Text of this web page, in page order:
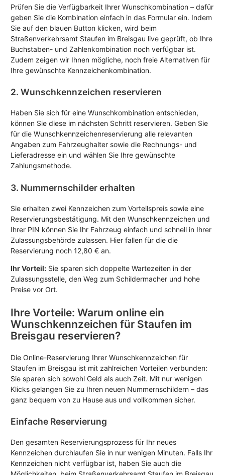
Prüfen Sie die Verfügbarkeit Ihrer Wunschkombination – dafür
geben Sie die Kombination einfach in das Formular ein. Indem
Sie auf den blauen Button klicken, wird beim
Straßenverkehrsamt Staufen im Breisgau live geprüft, ob Ihre
Buchstaben- und Zahlenkombination noch verfügbar ist.
Zudem zeigen wir Ihnen mögliche, noch freie Alternativen für
Ihre gewünschte Kennzeichenkombination.
2. Wunschkennzeichen reservieren
Haben Sie sich für eine Wunschkombination entschieden,
können Sie diese im nächsten Schritt reservieren. Geben Sie
für die Wunschkennzeichenreservierung alle relevanten
Angaben zum Fahrzeughalter sowie die Rechnungs- und
Lieferadresse ein und wählen Sie Ihre gewünschte
Zahlungsmethode.
3. Nummernschilder erhalten
Sie erhalten zwei Kennzeichen zum Vorteilspreis sowie eine
Reservierungsbestätigung. Mit den Wunschkennzeichen und
Ihrer PIN können Sie Ihr Fahrzeug einfach und schnell in Ihrer
Zulassungsbehörde zulassen. Hier fallen für die die
Reservierung noch 12,80 € an.
Ihr Vorteil: Sie sparen sich doppelte Wartezeiten in der
Zulassungsstelle, den Weg zum Schildermacher und hohe
Preise vor Ort.
Ihre Vorteile: Warum online ein
Wunschkennzeichen für Staufen im
Breisgau reservieren?
Die Online-Reservierung Ihrer Wunschkennzeichen für
Staufen im Breisgau ist mit zahlreichen Vorteilen verbunden:
Sie sparen sich sowohl Geld als auch Zeit. Mit nur wenigen
Klicks gelangen Sie zu Ihren neuen Nummernschildern – das
ganz bequem von zu Hause aus und vollkommen sicher.
Einfache Reservierung
Den gesamten Reservierungsprozess für Ihr neues
Kennzeichen durchlaufen Sie in nur wenigen Minuten. Falls Ihr
Kennzeichen nicht verfügbar ist, haben Sie auch die